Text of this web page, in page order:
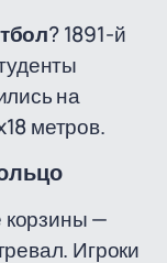
? 1891-й
на
метров.
—
Игроки